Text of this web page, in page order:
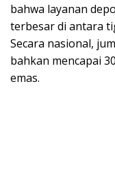
bahwa layanan
terbesar di antara
Secara nasional,
bahkan mencapai
emas.